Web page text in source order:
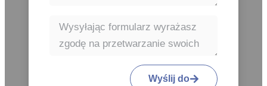
Wyślij do